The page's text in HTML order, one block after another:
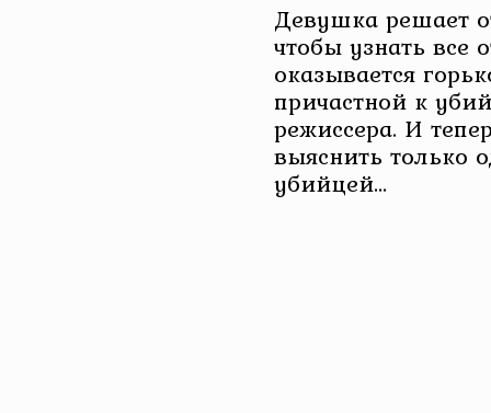
Девушка решает
чтобы узнать все
оказывается
причастной к
режиссера. И
выяснить только
убийцей…